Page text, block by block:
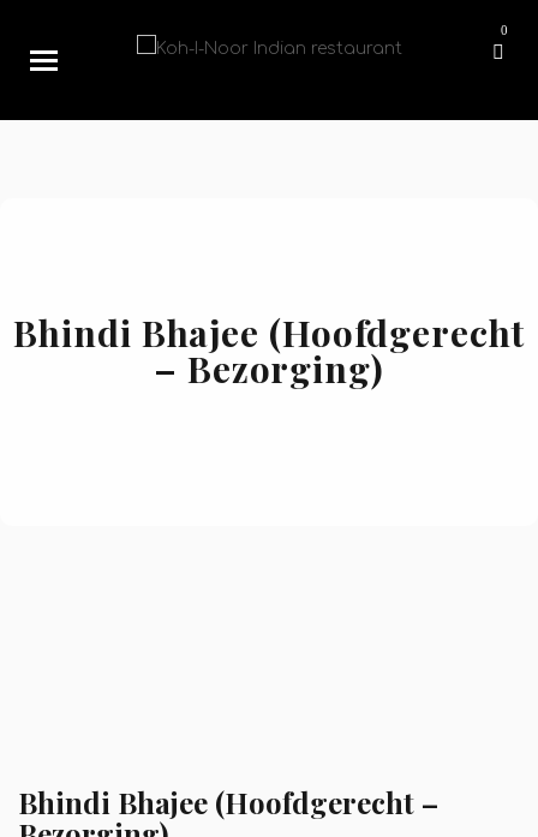
0
Bhindi Bhajee (Hoofdgerecht
– Bezorging)
Bhindi Bhajee (Hoofdgerecht –